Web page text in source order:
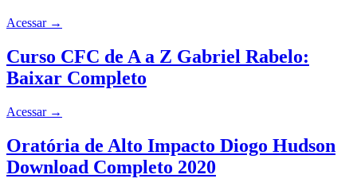
Acessar →
Curso CFC de A a Z Gabriel Rabelo:
Baixar Completo
Acessar →
Oratória de Alto Impacto Diogo Hudson
Download Completo 2020